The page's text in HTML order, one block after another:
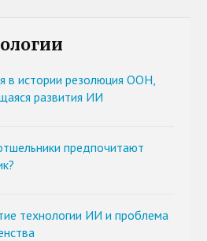
в истории резолюция ООН,
развития ИИ
предпочитают
технологии ИИ и проблема